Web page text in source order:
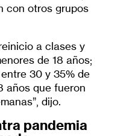
con otros grupos
a clases y
de 18 años;
30 y 35% de
años que fueron
dijo.
pandemia